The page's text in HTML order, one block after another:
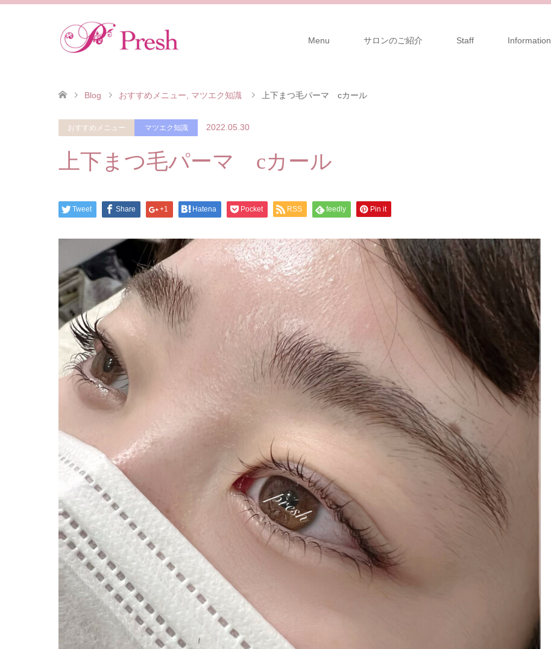
Menu サロンのご紹介 Staff Information
Blog おすすめメニュー マツエク知識 上下まつ毛パーマ cカール
おすすめメニュー マツエク知識 2022.05.30
上下まつ毛パーマ cカール
Tweet Share +1 Hatena Pocket RSS feedly Pin it